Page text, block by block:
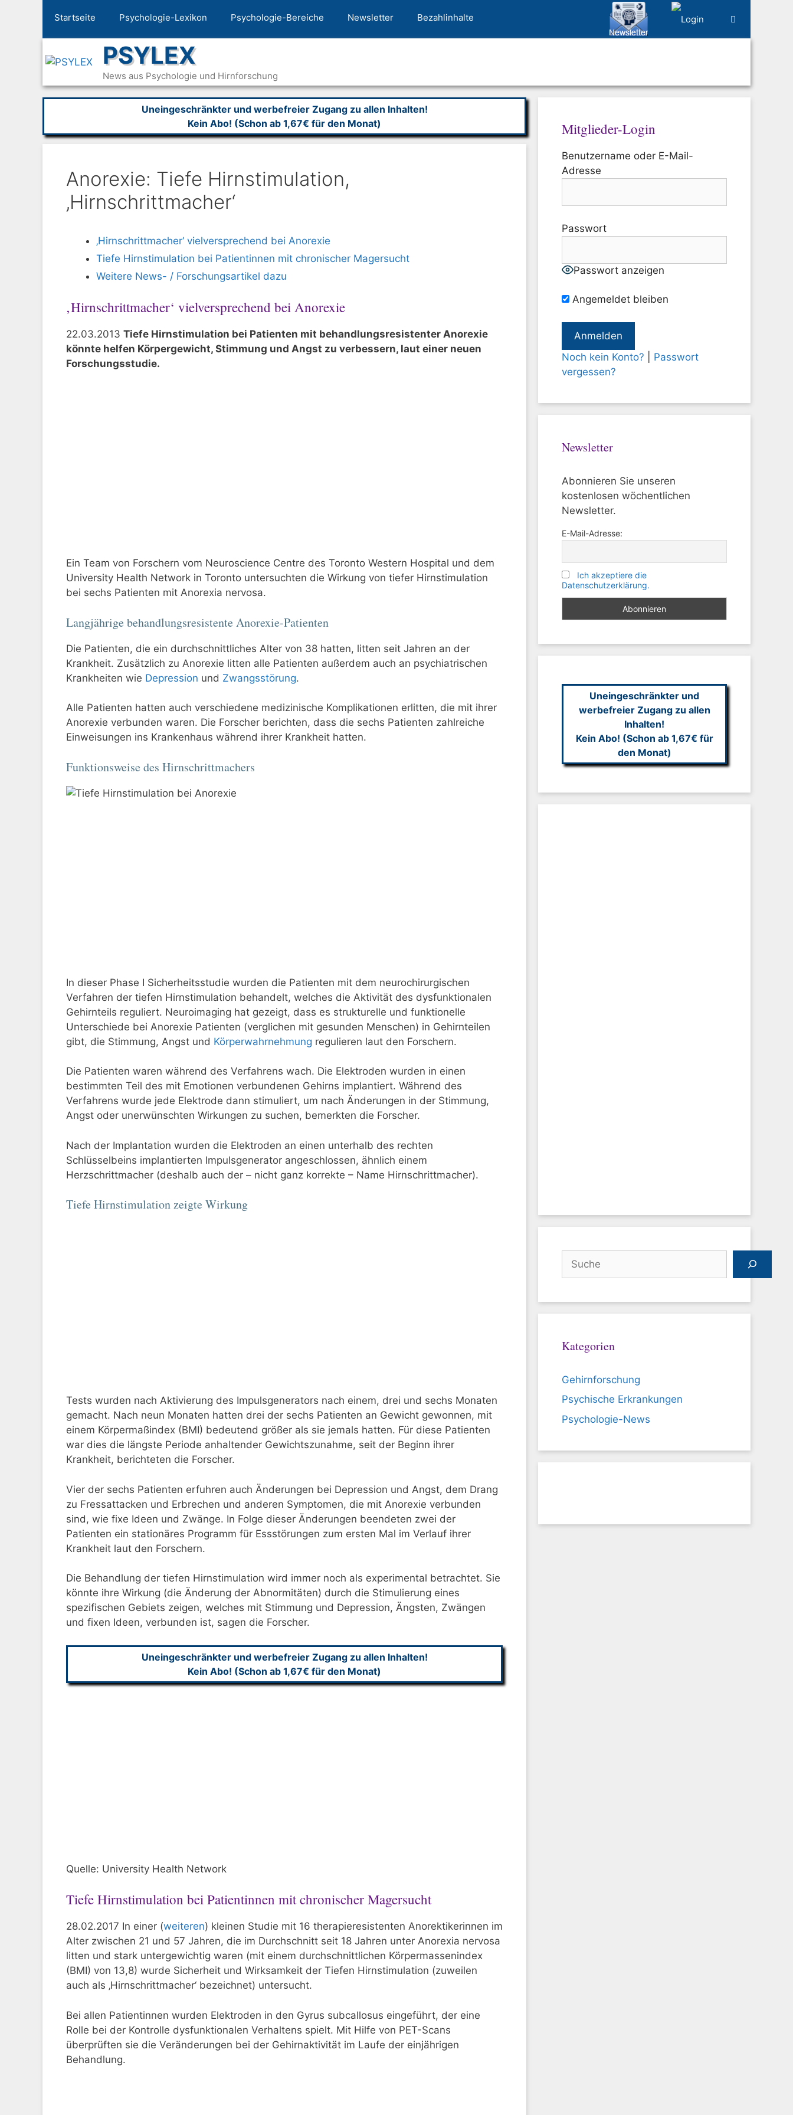
Startseite Psychologie-Lexikon Psychologie-Bereiche Newsletter Bezahlinhalte
PSYLEX
News aus Psychologie und Hirnforschung
Uneingeschränkter und werbefreier Zugang zu allen Inhalten!
Kein Abo! (Schon ab 1,67€ für den Monat)
Anorexie: Tiefe Hirnstimulation,
‚Hirnschrittmacher‘
‚Hirnschrittmacher‘ vielversprechend bei Anorexie
Tiefe Hirnstimulation bei Patientinnen mit chronischer Magersucht
Weitere News- / Forschungsartikel dazu
‚Hirnschrittmacher‘ vielversprechend bei Anorexie
22.03.2013 Tiefe Hirnstimulation bei Patienten mit behandlungsresistenter Anorexie
könnte helfen Körpergewicht, Stimmung und Angst zu verbessern, laut einer neuen
Forschungsstudie.
Ein Team von Forschern vom Neuroscience Centre des Toronto Western Hospital und dem
University Health Network in Toronto untersuchten die Wirkung von tiefer Hirnstimulation
bei sechs Patienten mit Anorexia nervosa.
Langjährige behandlungsresistente Anorexie-Patienten
Die Patienten, die ein durchschnittliches Alter von 38 hatten, litten seit Jahren an der
Krankheit. Zusätzlich zu Anorexie litten alle Patienten außerdem auch an psychiatrischen
Krankheiten wie Depression und Zwangsstörung.
Alle Patienten hatten auch verschiedene medizinische Komplikationen erlitten, die mit ihrer
Anorexie verbunden waren. Die Forscher berichten, dass die sechs Patienten zahlreiche
Einweisungen ins Krankenhaus während ihrer Krankheit hatten.
Funktionsweise des Hirnschrittmachers
In dieser Phase I Sicherheitsstudie wurden die Patienten mit dem neurochirurgischen
Verfahren der tiefen Hirnstimulation behandelt, welches die Aktivität des dysfunktionalen
Gehirnteils reguliert. Neuroimaging hat gezeigt, dass es strukturelle und funktionelle
Unterschiede bei Anorexie Patienten (verglichen mit gesunden Menschen) in Gehirnteilen
gibt, die Stimmung, Angst und Körperwahrnehmung regulieren laut den Forschern.
Die Patienten waren während des Verfahrens wach. Die Elektroden wurden in einen
bestimmten Teil des mit Emotionen verbundenen Gehirns implantiert. Während des
Verfahrens wurde jede Elektrode dann stimuliert, um nach Änderungen in der Stimmung,
Angst oder unerwünschten Wirkungen zu suchen, bemerkten die Forscher.
Nach der Implantation wurden die Elektroden an einen unterhalb des rechten
Schlüsselbeins implantierten Impulsgenerator angeschlossen, ähnlich einem
Herzschrittmacher (deshalb auch der – nicht ganz korrekte – Name Hirnschrittmacher).
Tiefe Hirnstimulation zeigte Wirkung
Tests wurden nach Aktivierung des Impulsgenerators nach einem, drei und sechs Monaten
gemacht. Nach neun Monaten hatten drei der sechs Patienten an Gewicht gewonnen, mit
einem Körpermaßindex (BMI) bedeutend größer als sie jemals hatten. Für diese Patienten
war dies die längste Periode anhaltender Gewichtszunahme, seit der Beginn ihrer
Krankheit, berichteten die Forscher.
Vier der sechs Patienten erfuhren auch Änderungen bei Depression und Angst, dem Drang
zu Fressattacken und Erbrechen und anderen Symptomen, die mit Anorexie verbunden
sind, wie fixe Ideen und Zwänge. In Folge dieser Änderungen beendeten zwei der
Patienten ein stationäres Programm für Essstörungen zum ersten Mal im Verlauf ihrer
Krankheit laut den Forschern.
Die Behandlung der tiefen Hirnstimulation wird immer noch als experimental betrachtet. Sie
könnte ihre Wirkung (die Änderung der Abnormitäten) durch die Stimulierung eines
spezifischen Gebiets zeigen, welches mit Stimmung und Depression, Ängsten, Zwängen
und fixen Ideen, verbunden ist, sagen die Forscher.
Uneingeschränkter und werbefreier Zugang zu allen Inhalten!
Kein Abo! (Schon ab 1,67€ für den Monat)
Quelle: University Health Network
Tiefe Hirnstimulation bei Patientinnen mit chronischer Magersucht
28.02.2017 In einer (weiteren) kleinen Studie mit 16 therapieresistenten Anorektikerinnen im
Alter zwischen 21 und 57 Jahren, die im Durchschnitt seit 18 Jahren unter Anorexia nervosa
litten und stark untergewichtig waren (mit einem durchschnittlichen Körpermassenindex
(BMI) von 13,8) wurde Sicherheit und Wirksamkeit der Tiefen Hirnstimulation (zuweilen
auch als ‚Hirnschrittmacher‘ bezeichnet) untersucht.
Bei allen Patientinnen wurden Elektroden in den Gyrus subcallosus eingeführt, der eine
Rolle bei der Kontrolle dysfunktionalen Verhaltens spielt. Mit Hilfe von PET-Scans
überprüften sie die Veränderungen bei der Gehirnaktivität im Laufe der einjährigen
Behandlung.
Mitglieder-Login
Benutzername oder E-Mail-
Adresse
Passwort
Passwort anzeigen
Angemeldet bleiben
Noch kein Konto?
Passwort
vergessen?
Newsletter
Abonnieren Sie unseren
kostenlosen wöchentlichen
Newsletter.
E-Mail-Adresse:
Ich akzeptiere die
Datenschutzerklärung.
Uneingeschränkter und
werbefreier Zugang zu allen
Inhalten!
Kein Abo! (Schon ab 1,67€ für
den Monat)
Kategorien
Gehirnforschung
Psychische Erkrankungen
Psychologie-News